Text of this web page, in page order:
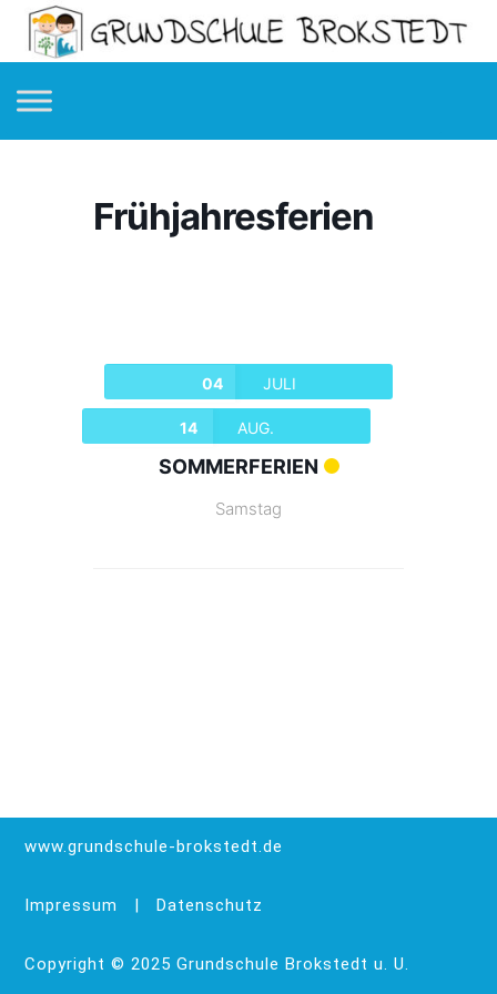
Frühjahresferien
04 JULI
14 AUG.
SOMMERFERIEN
Samstag
www.grundschule-brokstedt.de
Impressum |Datenschutz
Copyright © 2025 Grundschule Brokstedt u. U.